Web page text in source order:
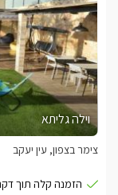
וילה גליתא
צימר בצפון, עין יעקב